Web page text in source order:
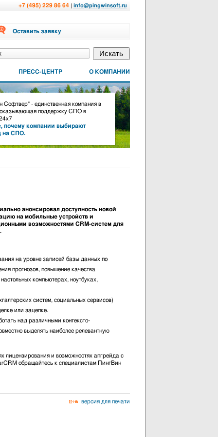
+7 (495) 229 86 64| info@pingwinsoft.ru
Оставить заявку
ПРЕСС-ЦЕНТР О КОМПАНИИ
Софтвер" - единственная компания в
поддержку СПО в
почему компании выбирают
на СПО.
анонсировал доступность новой
на мобильные устройств и
возможностями CRM-систем для
на уровне записей базы данных по
прогнозов, повышение качества
компьютерах, ноутбуках,
систем, социальных сервисов)
или зацепке.
над различными контексто-
выделять наиболее релевантную
лицензирования и возможностях апгрейда с
обращайтесь к специалистам ПингВин
версия для печати